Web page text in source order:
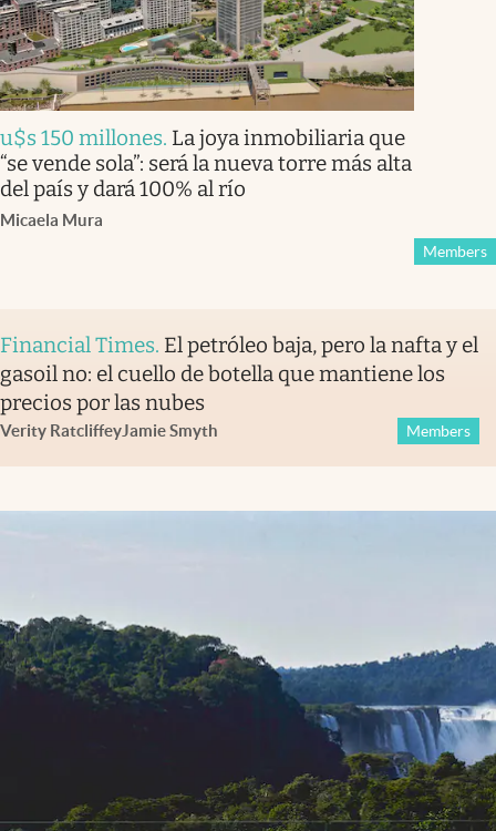
u$s 150 millones. La joya inmobiliaria que
“se vende sola”: será la nueva torre más alta
del país y dará 100% al río
Micaela Mura
Members
Financial Times. El petróleo baja, pero la nafta y el
gasoil no: el cuello de botella que mantiene los
precios por las nubes
Verity RatcliffeyJamie Smyth Members